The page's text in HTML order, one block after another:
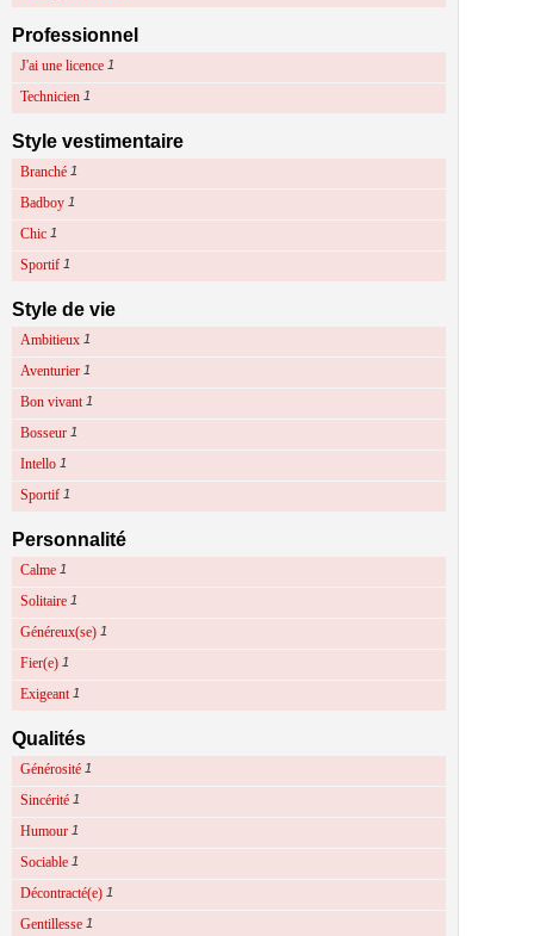
Professionnel
J'ai une licence 1
Technicien 1
Style vestimentaire
Branché 1
Badboy 1
Chic 1
Sportif 1
Style de vie
Ambitieux 1
Aventurier 1
Bon vivant 1
Bosseur 1
Intello 1
Sportif 1
Personnalité
Calme 1
Solitaire 1
Généreux(se) 1
Fier(e) 1
Exigeant 1
Qualités
Générosité 1
Sincérité 1
Humour 1
Sociable 1
Décontracté(e) 1
Gentillesse 1